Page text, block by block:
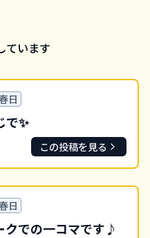
ています
春日
で✨
この投稿を見る
春日
クでの一コマです♪